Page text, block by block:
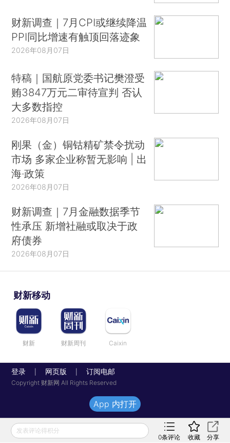
财新调查｜7月CPI或继续降温
PPI同比增速有触顶回落迹象
2026年08月07日
特稿｜国航原党委书记樊澄受
贿3847万元二审待宣判 否认
大多数指控
2026年08月07日
刚果（金）铜钴精矿禁令扰动
市场 多家企业称暂无影响 | 出
海·政策
2026年08月07日
财新调查｜7月金融数据季节
性承压 新增社融或取决于政
府债券
2026年08月07日
财新移动
财新 财新周刊 Caixin
登录 网页版 订阅电邮
Copyright 财新网 All Rights Reserved
发表评论得积分
0条评论 收藏 分享
App 内打开